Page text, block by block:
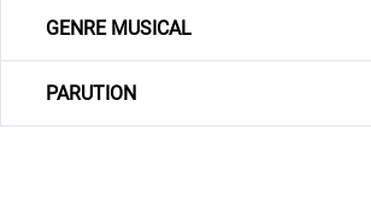
GENRE MUSICAL
PARUTION